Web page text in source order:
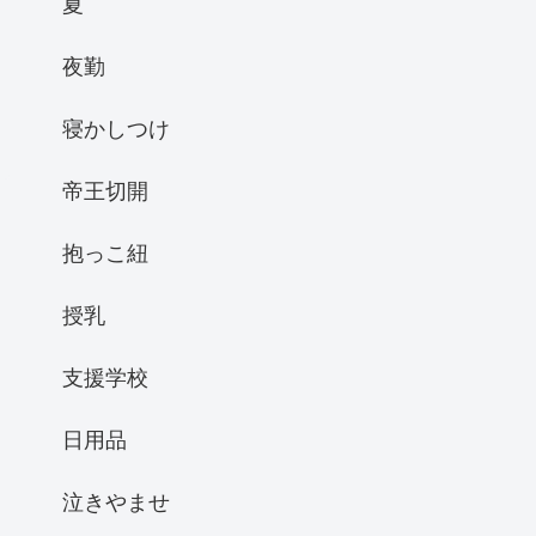
夜勤
寝かしつけ
帝王切開
抱っこ紐
授乳
支援学校
日用品
泣きやませ